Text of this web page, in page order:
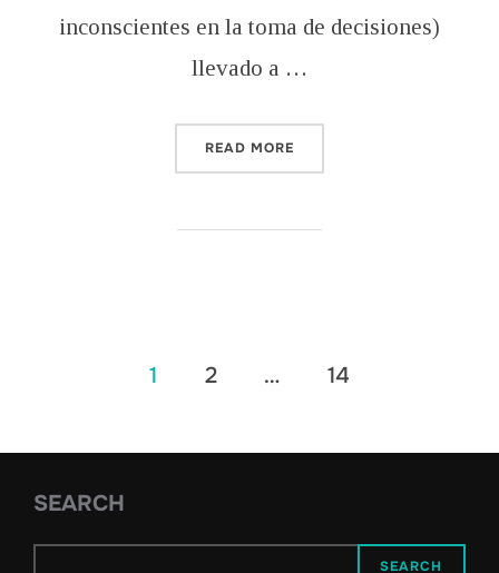
inconscientes en la toma de decisiones)
llevado a …
READ MORE
1 2 … 14
SEARCH
SEARCH